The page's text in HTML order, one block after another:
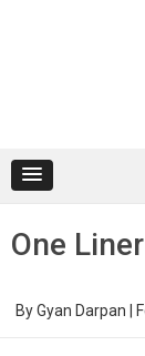
One
ByGyan Darpan